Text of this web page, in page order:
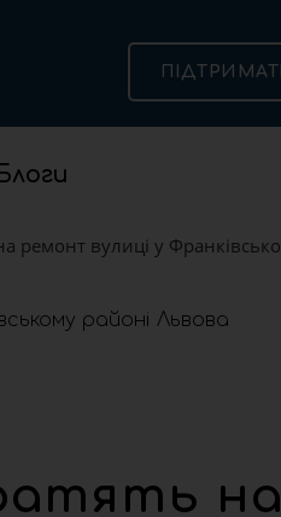
Блоги
ремонт вулиці у